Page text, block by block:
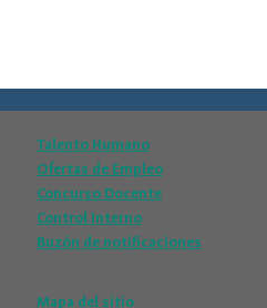
Talento Humano
Ofertas de Empleo
Concurso Docente
Control Interno
Buzón de notificaciones
Mapa del sitio